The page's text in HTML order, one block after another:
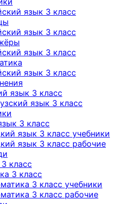
язык 3 класс
язык 3 класс
язык 3 класс
язык 3 класс
язык 3 класс
язык 3 класс
3 класс
язык 3 класс учебники
язык 3 класс рабочие
класс
3 класс
3 класс учебники
3 класс рабочие